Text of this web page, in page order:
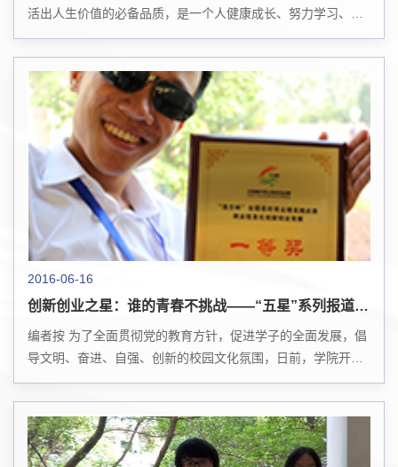
活出人生价值的必备品质，是一个人健康成长、努力学习、成
就事业的强大动力。自强者充分认识自己的有利因素，积极进
取，努力向上，不甘落后，勇于克服困难，...
2016-06-16
创新创业之星：谁的青春不挑战——“五星”系列报道之一
编者按 为了全面贯彻党的教育方针，促进学子的全面发展，倡
导文明、奋进、自强、创新的校园文化氛围，日前，学院开展
“自强之星”“创新创业之星”“公益之星”“文体之星”和“学生干部之
星”的评选活动。一批优秀学...